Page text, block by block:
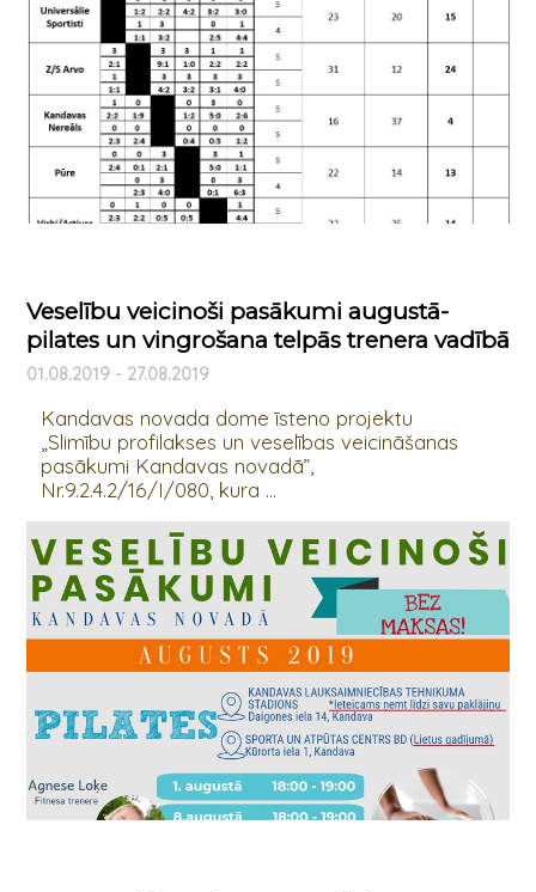
Veselību veicinoši pasākumi augustā-
pilates un vingrošana telpās trenera vadībā
01.08.2019 - 27.08.2019
Kandavas novada dome īsteno projektu
„Slimību profilakses un veselības veicināšanas
pasākumi Kandavas novadā”,
Nr.9.2.4.2/16/I/080, kura ...